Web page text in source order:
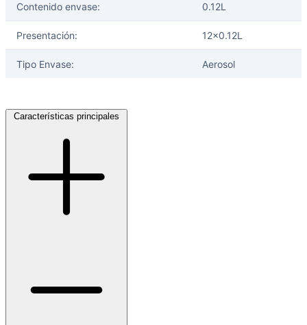
Contenido envase: 0.12L
Presentación: 12x0.12L
Tipo Envase: Aerosol
Características principales